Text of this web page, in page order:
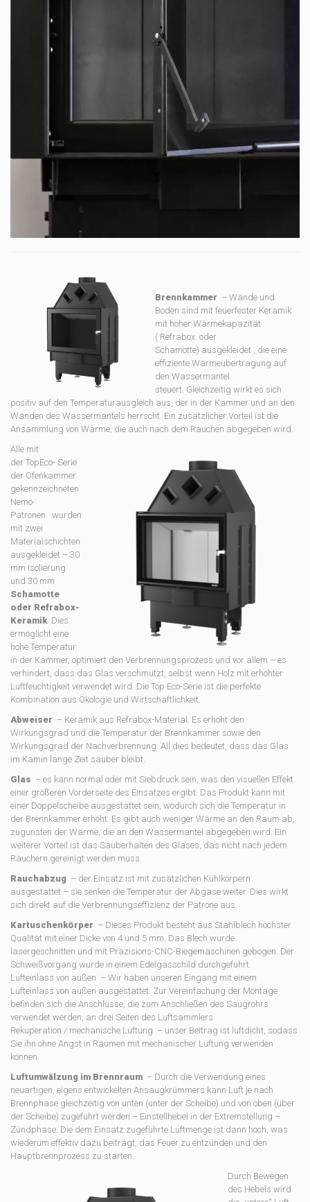
Brennkammer – Wände und
Boden sind mit feuerfester Keramik
mit hoher Wärmekapazität
( Refrabox oder
Schamotte) ausgekleidet , die eine
effiziente Wärmeübertragung auf
den Wassermantel
steuert. Gleichzeitig wirkt es sich
positiv auf den Temperaturausgleich aus, der in der Kammer und an den
Wänden des Wassermantels herrscht. Ein zusätzlicher Vorteil ist die
Ansammlung von Wärme, die auch nach dem Rauchen abgegeben wird.
Alle mit
der TopEco- Serie
der Ofenkammer
gekennzeichneten
Nemo-
Patronen wurden
mit zwei
Materialschichten
ausgekleidet – 30
mm Isolierung
und 30 mm
Schamotte
oder Refrabox-
Keramik . Dies
ermöglicht eine
hohe Temperatur
in der Kammer, optimiert den Verbrennungsprozess und vor allem – es
verhindert, dass das Glas verschmutzt, selbst wenn Holz mit erhöhter
Luftfeuchtigkeit verwendet wird. Die Top Eco-Serie ist die perfekte
Kombination aus Ökologie und Wirtschaftlichkeit.
Abweiser – Keramik aus Refrabox-Material. Es erhöht den
Wirkungsgrad und die Temperatur der Brennkammer sowie den
Wirkungsgrad der Nachverbrennung. All dies bedeutet, dass das Glas
im Kamin lange Zeit sauber bleibt.
Glas – es kann normal oder mit Siebdruck sein, was den visuellen Effekt
einer größeren Vorderseite des Einsatzes ergibt. Das Produkt kann mit
einer Doppelscheibe ausgestattet sein, wodurch sich die Temperatur in
der Brennkammer erhöht. Es gibt auch weniger Wärme an den Raum ab,
zugunsten der Wärme, die an den Wassermantel abgegeben wird. Ein
weiterer Vorteil ist das Sauberhalten des Glases, das nicht nach jedem
Räuchern gereinigt werden muss.
Rauchabzug – der Einsatz ist mit zusätzlichen Kühlkörpern
ausgestattet – sie senken die Temperatur der Abgase weiter. Dies wirkt
sich direkt auf die Verbrennungseffizienz der Patrone aus.
Kartuschenkörper – Dieses Produkt besteht aus Stahlblech höchster
Qualität mit einer Dicke von 4 und 5 mm. Das Blech wurde
lasergeschnitten und mit Präzisions-CNC-Biegemaschinen gebogen. Der
Schweißvorgang wurde in einem Edelgasschild durchgeführt.
Lufteinlass von außen – Wir haben unseren Eingang mit einem
Lufteinlass von außen ausgestattet. Zur Vereinfachung der Montage
befinden sich die Anschlüsse, die zum Anschließen des Saugrohrs
verwendet werden, an drei Seiten des Luftsammlers.
Rekuperation / mechanische Lüftung – unser Beitrag ist luftdicht, sodass
Sie ihn ohne Angst in Räumen mit mechanischer Lüftung verwenden
können.
Luftumwälzung im Brennraum – Durch die Verwendung eines
neuartigen, eigens entwickelten Ansaugkrümmers kann Luft je nach
Brennphase gleichzeitig von unten (unter der Scheibe) und von oben (über
der Scheibe) zugeführt werden – Einstellhebel in der Extremstellung –
Zündphase. Die dem Einsatz zugeführte Luftmenge ist dann hoch, was
wiederum effektiv dazu beiträgt, das Feuer zu entzünden und den
Hauptbrennprozess zu starten.
Durch Bewegen
des Hebels wird